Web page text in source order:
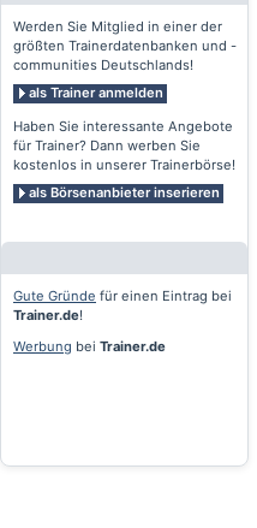
Werden Sie Mitglied in einer der
größten Trainerdatenbanken und -
communities Deutschlands!
als Trainer anmelden
Haben Sie interessante Angebote
für Trainer? Dann werben Sie
kostenlos in unserer Trainerbörse!
als Börsenanbieter inserieren
Gute Gründe für einen Eintrag bei
Trainer.de!
Werbung bei Trainer.de